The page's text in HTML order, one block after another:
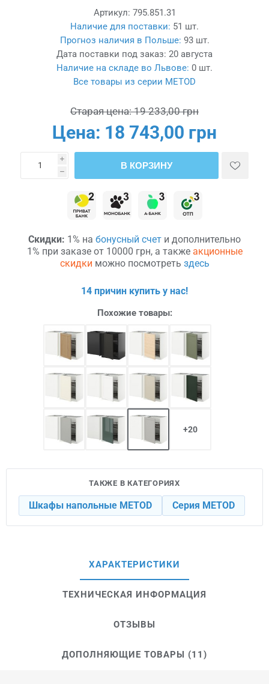
Артикул: 795.851.31
Наличие для поставки: 51 шт.
Прогноз наличия в Польше: 93 шт.
Дата поставки под заказ: 20 августа
Наличие на складе во Львове: 0 шт.
Все товары из серии METOD
Старая цена: 19 233,00 грн
Цена: 18 743,00 грн
i
h
В КОРЗИНУ
Скидки: 1% на бонусный счет и дополнительно
1% при заказе от 10000 грн, а также акционные
скидки можно посмотреть здесь
14 причин купить у нас!
Похожие товары:
+20
ТАКЖЕ В КАТЕГОРИЯХ
Шкафы напольные METOD Серия METOD
ХАРАКТЕРИСТИКИ
ТЕХНИЧЕСКАЯ ИНФОРМАЦИЯ
ОТЗЫВЫ
ДОПОЛНЯЮЩИЕ ТОВАРЫ (11)